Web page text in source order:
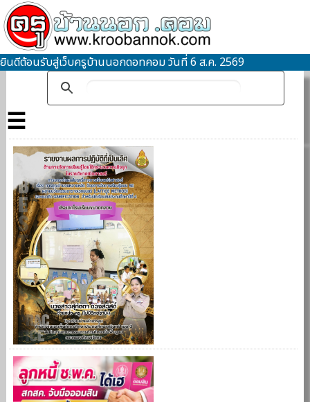
ยินดีต้อนรับสู่เว็บครูบ้านนอกดอทคอม วันที่ 6 ส.ค. 2569
☰